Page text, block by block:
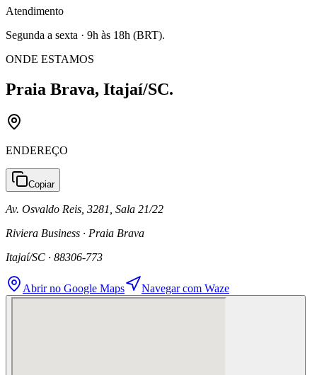
Atendimento
Segunda a sexta · 9h às 18h (BRT).
ONDE ESTAMOS
Praia Brava, Itajaí/SC.
ENDEREÇO
Copiar
Av. Osvaldo Reis, 3281, Sala 21/22
Riviera Business · Praia Brava
Itajaí/SC · 88306-773
Abrir no Google Maps Navegar com Waze